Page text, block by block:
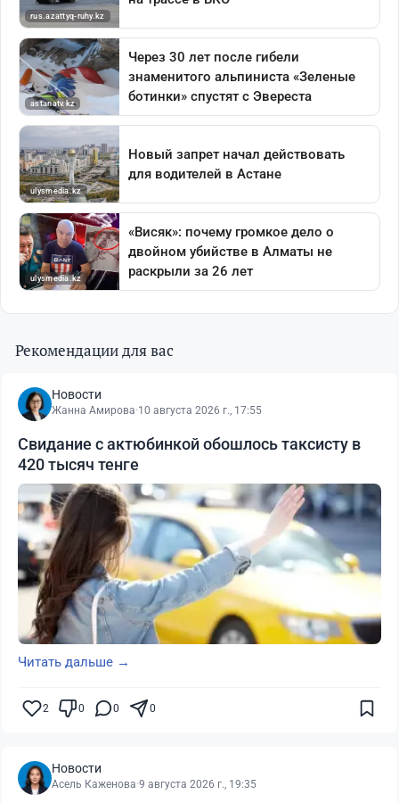
Рекомендации для вас
Новости
Жанна Амирова·10 августа 2026 г., 17:55
Свидание с актюбинкой обошлось таксисту в
420 тысяч тенге
Читать дальше →
2 0 0 0
Новости
Асель Каженова·9 августа 2026 г., 19:35